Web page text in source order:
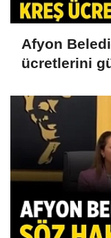
Afyon
ücretlerini